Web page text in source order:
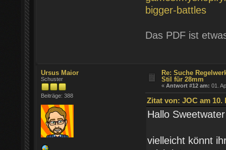
bigger-battles
Das PDF ist
Ursus Maior
Schuster
Beiträge: 388
Re: Suche
Stil für 28mm
«Antwort #12 am: 01.
Zitat von: JOC am 10.
Hallo
vielleicht könnt